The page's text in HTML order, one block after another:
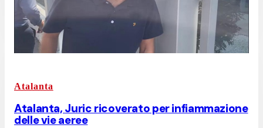
Atalanta
Atalanta, Juric ricoverato per infiammazione
delle vie aeree